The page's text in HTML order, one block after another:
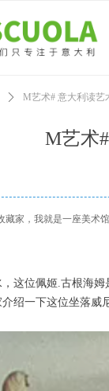
M艺术
ꄲ M艺术# 意大利读艺
这位佩姬.古根海姆
绍一下这位坐落威
藏家，我就是一座美术